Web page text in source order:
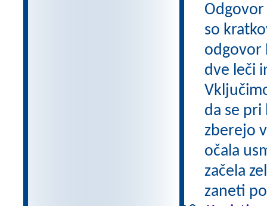
so
odgovor
dve leči
da se pri
zberejo
očala
začela
zaneti